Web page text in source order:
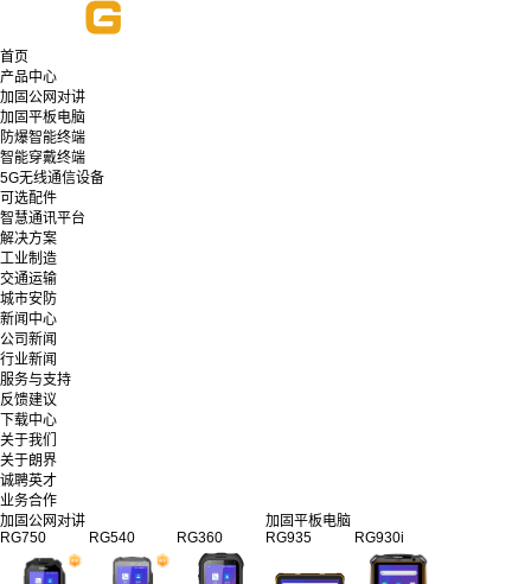
首页
产品中心
加固公网对讲
加固平板电脑
防爆智能终端
智能穿戴终端
5G无线通信设备
可选配件
智慧通讯平台
解决方案
工业制造
交通运输
城市安防
新闻中心
公司新闻
行业新闻
服务与支持
反馈建议
下载中心
关于我们
关于朗界
诚聘英才
业务合作
加固公网对讲
RG750
RG540 RG360
加固平板电脑
RG935
RG930i